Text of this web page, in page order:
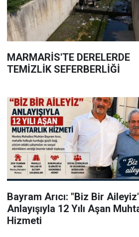
MARMARİS'TE DERELERDE
TEMİZLİK SEFERBERLİĞİ
Bayram Arıcı: "Biz Bir
Anlayışıyla 12 Yılı Aşan
Hizmeti